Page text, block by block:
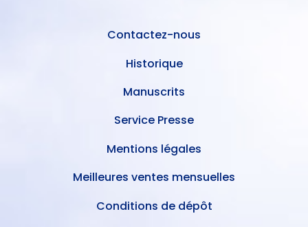
Contactez-nous
Historique
Manuscrits
Service Presse
Mentions légales
Meilleures ventes mensuelles
Conditions de dépôt